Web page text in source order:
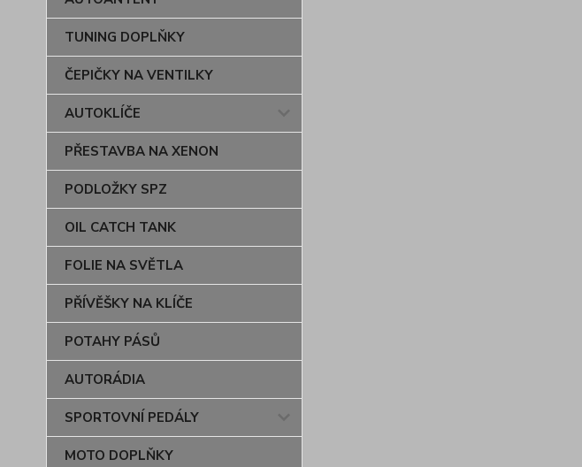
TUNING DOPLŇKY
ČEPIČKY NA VENTILKY
AUTOKLÍČE
PŘESTAVBA NA XENON
PODLOŽKY SPZ
OIL CATCH TANK
FOLIE NA SVĚTLA
PŘÍVĚŠKY NA KLÍČE
POTAHY PÁSŮ
AUTORÁDIA
SPORTOVNÍ PEDÁLY
MOTO DOPLŇKY